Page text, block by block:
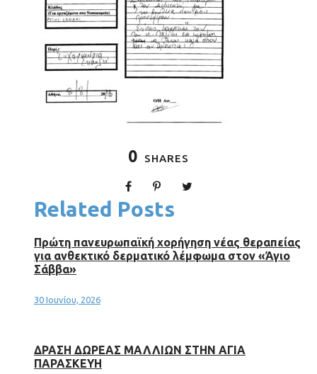
0 SHARES
Related Posts
Πρώτη πανευρωπαϊκή χορήγηση νέας θεραπείας
για ανθεκτικό δερματικό λέμφωμα στον «Άγιο
Σάββα»
30 Ιουνίου, 2026
ΔΡΑΣΗ ΔΩΡΕΑΣ ΜΑΛΛΙΩΝ ΣΤΗΝ ΑΓΙΑ
ΠΑΡΑΣΚΕΥΗ